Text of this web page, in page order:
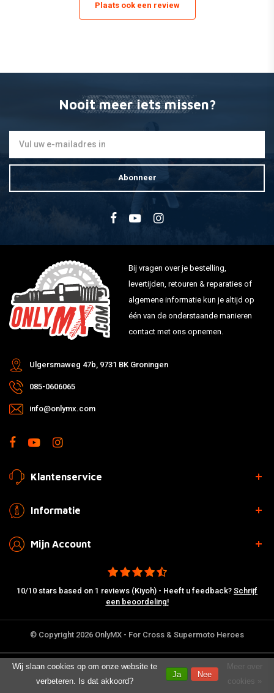
Plaats ook een review
Nooit meer iets missen?
Abonneer
Bij vragen over je bestelling,
levertijden, retouren & reparaties of
algemene informatie kun je altijd op
één van de onderstaande manieren
contact met ons opnemen.
Ulgersmaweg 47b, 9731 BK Groningen
085-0606065
info@onlymx.com
Klantenservice
Informatie
Mijn Account
10/10 stars based on 1 reviews (Kiyoh) - Heeft u feedback? Schrijf
een beoordeling!
© Copyright 2026 OnlyMX - For Cross & Supermoto Heroes
Wij slaan cookies op om onze website te
verbeteren. Is dat akkoord?
Ja Nee
Meer over
cookies »